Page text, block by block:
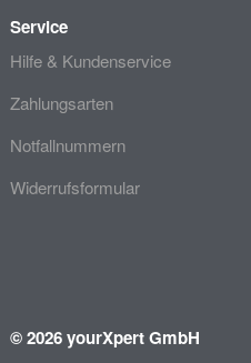
Service
Hilfe & Kundenservice
Zahlungsarten
Notfallnummern
Widerrufsformular
© 2026 yourXpert GmbH